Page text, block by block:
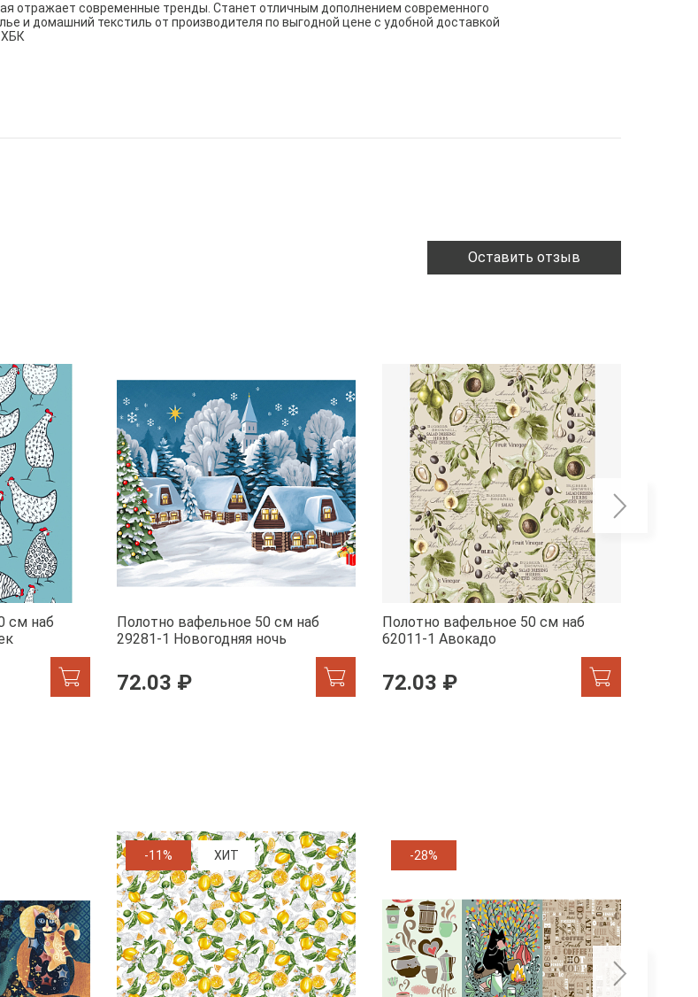
отражает современные тренды. Станет отличным дополнением современного
и домашний текстиль от производителя по выгодной цене с удобной доставкой
ХБК
Оставить отзыв
см наб
Полотно вафельное 50 см наб
29281-1 Новогодняя ночь
72.03 ₽
Полотно вафельное 50 см наб
62011-1 Авокадо
72.03 ₽
-11% ХИТ -28%